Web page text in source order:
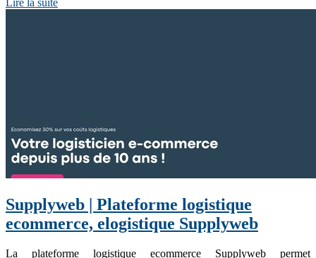
Lire la suite
Supplyweb | Plateforme logistique
ecommerce, elogistique Supplyweb
La plateforme logistique ecommerce Supplyweb permet